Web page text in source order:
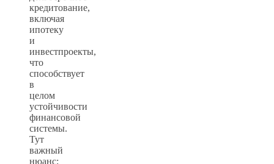
кредитование,
включая
ипотеку
и
инвестпроекты,
что
способствует
в
целом
устойчивости
финансовой
системы.
Тут
важный
нюанс: